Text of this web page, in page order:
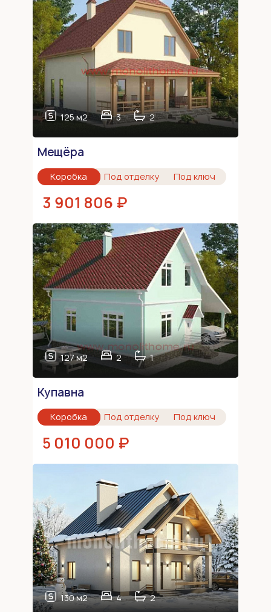
125 м2 3 2
Мещёра
Коробка Под отделку Под ключ
3 901 806 ₽
127 м2 2 1
Купавна
Коробка Под отделку Под ключ
5 010 000 ₽
130 м2 4 2